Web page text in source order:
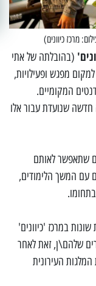
מרכז כיוונים)
(בהובלתה של אתי
מפגש ופעילויות,
המקומיים.
חדשה שנועדת עבור אלו
תוענק מלגה בת 10,000 שקלים שתאפשר לאותם
עם המשך הלימודים,
במרכז 'כיוונים'
שלהם\ן, זאת לאחר
העירונית